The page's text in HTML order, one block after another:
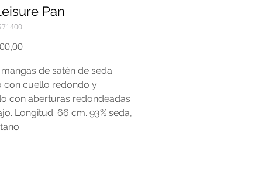
Pan
Precio
de satén de seda
con cuello redondo y
con aberturas redondeadas
Longitud: 66 cm. 93% seda,